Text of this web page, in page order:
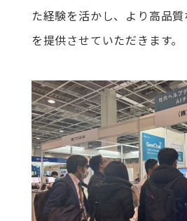
た経験を活かし、より高品
を提供させていただきます。